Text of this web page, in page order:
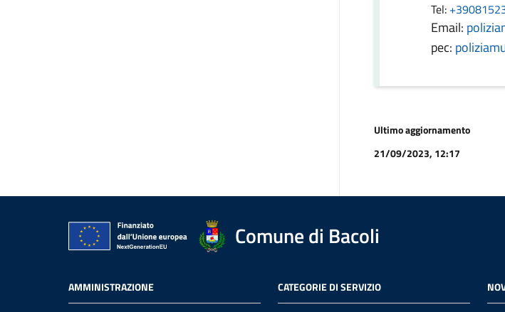
Tel:
Email:
pec:
Ultimo aggiornamento
21/09/2023, 12:17
Comune di Bacoli
AMMINISTRAZIONE CATEGORIE DI SERVIZIO